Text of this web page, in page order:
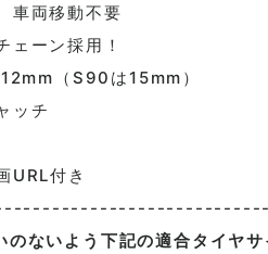
車両移動不要
ーン採用！
（S90は15mm）
ッチ
付き
ないよう下記の適合タイヤサ